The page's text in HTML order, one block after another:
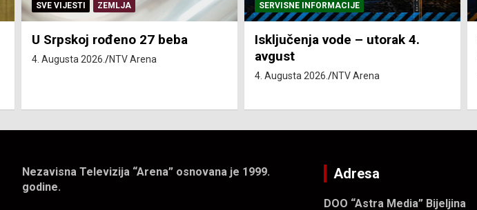
SERVISNE INFORMACIJE
Isključenja vode – utorak 4.
avgust
SERVISNE INFORMACIJE
Isključenja el. energije – utorak
4. avgust
4. Augusta 2026. NTV Arena
Nezavisna Televizija “Arena” osnovana je 1999.
godine.
Adresa
DOO “Astra Media” Bijeljina